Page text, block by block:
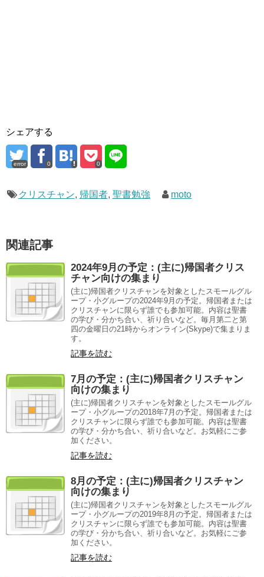
シェアする
error 0 0
クリスチャン, 帰国者, 聖書勉強 moto
関連記事
2024年9月の予定：(主に)帰国者クリス
チャン向けの集まり
(主に)帰国者クリスチャンを対象としたスモールグル
ープ・小グループの2024年9月の予定。帰国者または
クリスチャンに限らず誰でも参加可能。内容は聖書
の学び・分かち合い、祈り合いなど。毎月第二と第
四の金曜日の21時からオンライン(Skype)で集まりま
す。
記事を読む
7月の予定：(主に)帰国者クリスチャン
向けの集まり
(主に)帰国者クリスチャンを対象としたスモールグル
ープ・小グループの2018年7月の予定。帰国者または
クリスチャンに限らず誰でも参加可能。内容は聖書
の学び・分かち合い、祈り合いなど。お気軽にご参
加ください。
記事を読む
8月の予定：(主に)帰国者クリスチャン
向けの集まり
(主に)帰国者クリスチャンを対象としたスモールグル
ープ・小グループの2019年8月の予定。帰国者または
クリスチャンに限らず誰でも参加可能。内容は聖書
の学び・分かち合い、祈り合いなど。お気軽にご参
加ください。
記事を読む